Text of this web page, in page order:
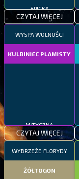
EPICKA
CZYTAJ WIĘCEJ
WYSPA WOLNOŚCI
KULBINIEC PLAMISTY
MITYCZNA
CZYTAJ WIĘCEJ
WYBRZEŻE FLORYDY
ŻÓŁTOGON